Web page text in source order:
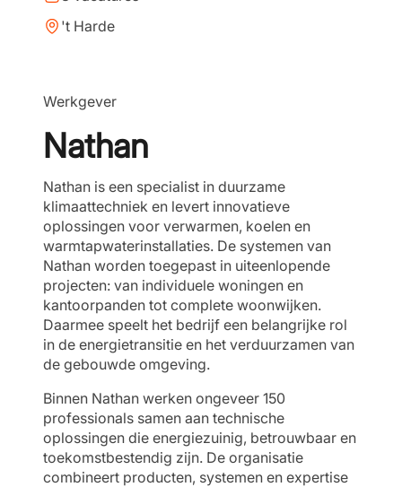
Werkgever
Nathan
Nathan is een specialist in duurzame
klimaattechniek en levert innovatieve
oplossingen voor verwarmen, koelen en
warmtapwaterinstallaties. De systemen van
Nathan worden toegepast in uiteenlopende
projecten: van individuele woningen en
kantoorpanden tot complete woonwijken.
Daarmee speelt het bedrijf een belangrijke rol
in de energietransitie en het verduurzamen van
de gebouwde omgeving.
Binnen Nathan werken ongeveer 150
professionals samen aan technische
oplossingen die energiezuinig, betrouwbaar en
toekomstbestendig zijn. De organisatie
combineert producten, systemen en expertise
't Harde